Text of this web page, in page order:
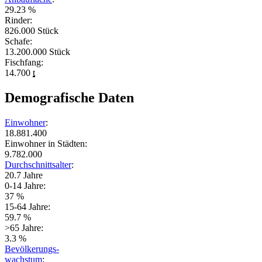
29.23 %
Rinder:
826.000 Stück
Schafe:
13.200.000 Stück
Fischfang:
14.700 t
Demografische Daten
Einwohner:
18.881.400
Einwohner in Städten:
9.782.000
Durchschnittsalter:
20.7 Jahre
0-14 Jahre:
37 %
15-64 Jahre:
59.7 %
>65 Jahre:
3.3 %
Bevölkerungs-
wachstum: